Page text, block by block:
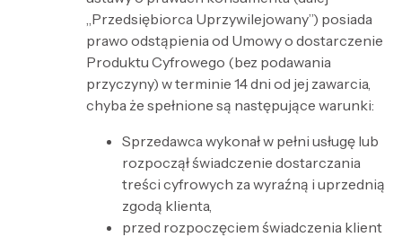
„Przedsiębiorca Uprzywilejowany”) posiada
prawo odstąpienia od Umowy o dostarczenie
Produktu Cyfrowego (bez podawania
przyczyny) w terminie 14 dni od jej zawarcia,
chyba że spełnione są następujące warunki:
Sprzedawca wykonał w pełni usługę lub
rozpoczął świadczenie dostarczania
treści cyfrowych za wyraźną i uprzednią
zgodą klienta,
przed rozpoczęciem świadczenia klient